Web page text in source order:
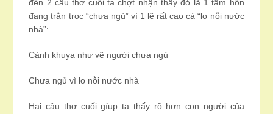
đến 2 câu thơ cuối ta chợt nhận thấy đó là 1 tâm hồn
đang trằn trọc “chưa ngủ” vì 1 lẽ rất cao cả “lo nỗi nước
nhà”:
Cảnh khuya như vẽ người chưa ngủ
Chưa ngủ vì lo nỗi nước nhà
Hai câu thơ cuối gíup ta thấy rõ hơn con người của